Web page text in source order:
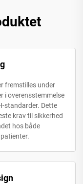
fremstilles under
i overensstemmelse
standarder. Dette
krav til sikkerhed
hos både